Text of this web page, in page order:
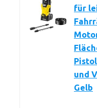
für
und
Gelb